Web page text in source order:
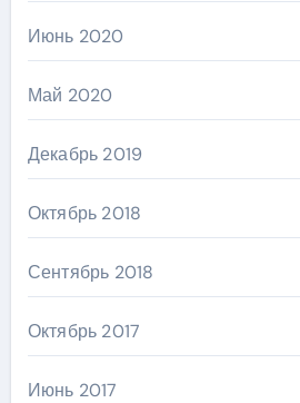
Июнь 2020
Май 2020
Декабрь 2019
Октябрь 2018
Сентябрь 2018
Октябрь 2017
Июнь 2017